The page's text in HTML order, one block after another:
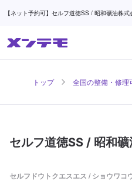
【ネット予約可】セルフ道徳SS / 昭和礦油株
トップ 全国の整備・修理
セルフ道徳SS / 昭和
セルフドウトクエスエス / ショウワコ